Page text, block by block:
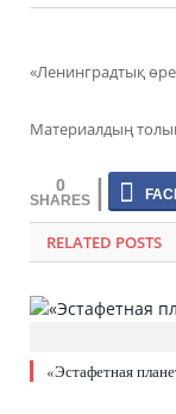
«Ленинградтық
Материалдың
0
RELATED POSTS
«Эстафетная